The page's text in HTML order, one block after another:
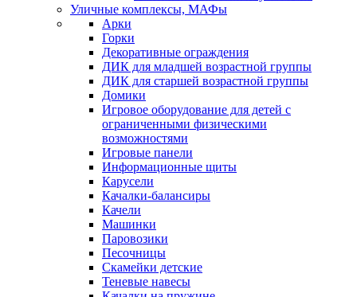
Уличные комплексы, МАФы
Арки
Горки
Декоративные ограждения
ДИК для младшей возрастной группы
ДИК для старшей возрастной группы
Домики
Игровое оборудование для детей с
ограниченными физическими
возможностями
Игровые панели
Информационные щиты
Карусели
Качалки-балансиры
Качели
Машинки
Паровозики
Песочницы
Скамейки детские
Теневые навесы